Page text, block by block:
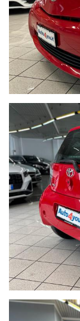
Pneumatici
Preventivi di
su misura a
I Km delle nostre
nella fattura e nel
WE SPEAK
NOUS PARLONS